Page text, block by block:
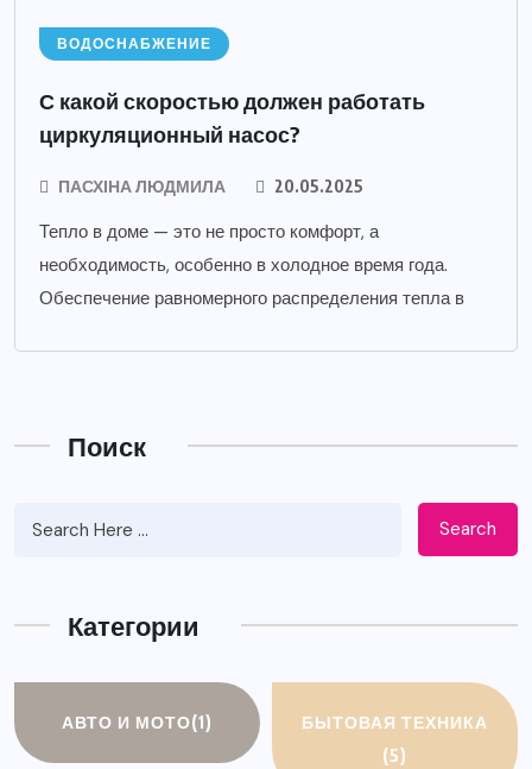
ВОДОСНАБЖЕНИЕ
С какой скоростью должен работать
циркуляционный насос?
ПАСХІНА ЛЮДМИЛА 20.05.2025
Тепло в доме — это не просто комфорт, а
необходимость, особенно в холодное время года.
Обеспечение равномерного распределения тепла в
Поиск
Search
Категории
АВТО И МОТО(1)
БЫТОВАЯ ТЕХНИКА
(5)